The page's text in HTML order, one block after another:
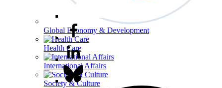
Global Economy & Development
Health Care
International Affairs
Society & Culture